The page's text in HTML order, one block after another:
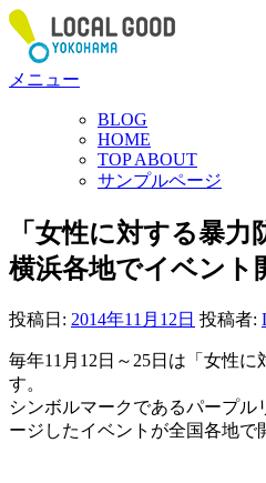
コ
ン
ン
メニュー
BLOG
HOME
TOP ABOUT
サンプルページ
「女性に対する暴力
横浜各地でイベント
投稿日: 2014年11月12日 投稿者:
毎年11月12日～25日は「女性
す。
シンボルマークであるパープル
ージしたイベントが全国各地で